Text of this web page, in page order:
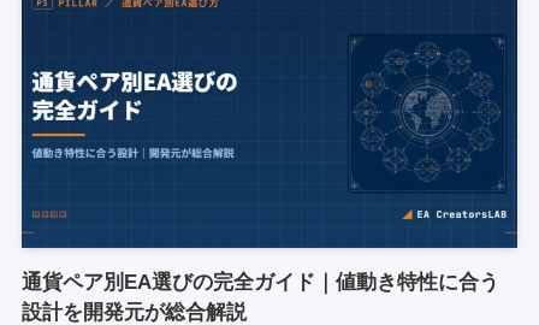
通貨ペア別EA選びの完全ガイド｜値動き特性に合う
設計を開発元が総合解説